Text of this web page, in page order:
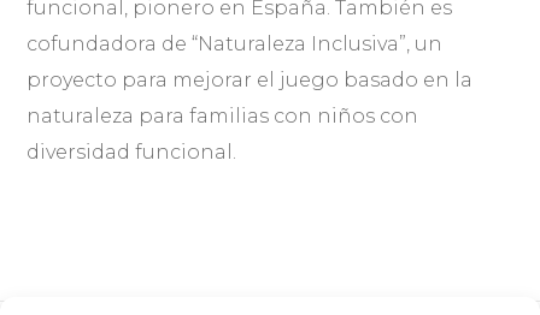
funcional, pionero en España. También es
cofundadora de “Naturaleza Inclusiva”, un
proyecto para mejorar el juego basado en la
naturaleza para familias con niños con
diversidad funcional.